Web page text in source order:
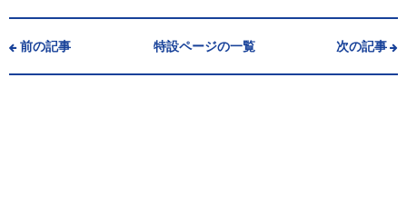
前の記事 特設ページの一覧 次の記事